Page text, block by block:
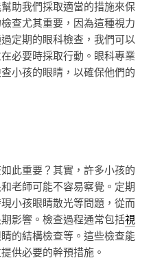
助我們採取適當的措施來保
查尤其重要，因為這種視力
定期的眼科檢查，我們可以
必要時採取行動。眼科專業
小孩的眼睛，以確保他們的
此重要？其實，許多小孩的
老師可能不容易察覺。定期
小孩眼睛散光等問題，從而
影響。檢查過程通常包括視
的結構檢查等。這些檢查能
供必要的幹預措施。